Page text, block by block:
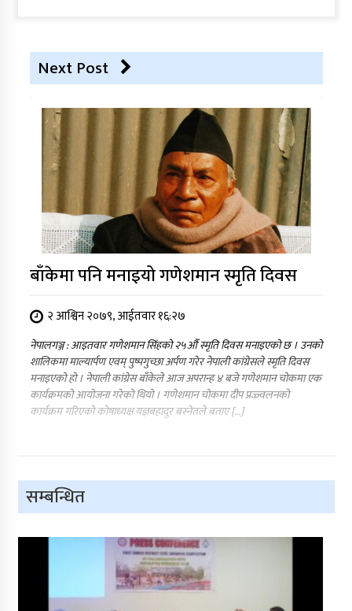
Next Post
बाँकेमा पनि मनाइयो गणेशमान स्मृति दिवस
२ आश्विन २०७९, आईतवार १६:२७
नेपालगञ्ज : आइतवार गणेशमान सिंहको २५औँ स्मृति दिवस मनाइएको छ । उनको
शालिकमा माल्यार्पण एवम् पुष्पगुच्छा अर्पण गरेर नेपाली कांग्रेसले स्मृति दिवस
मनाइएको हो । नेपाली कांग्रेस बाँकेले आज अपरान्ह ४ बजे गणेशमान चोकमा एक
कार्यक्रमको आयोजना गरेको थियो । गणेशमान चोकमा दीप प्रज्ज्वलनको
कार्यक्रम गरिएको कोषाध्यक्ष यज्ञबहादुर बस्नेतले बताए […]
सम्बन्धित